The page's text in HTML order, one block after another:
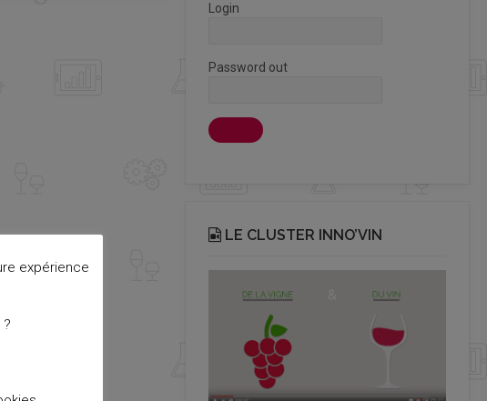
Login
Password out
LE CLUSTER INNO’VIN
expérience